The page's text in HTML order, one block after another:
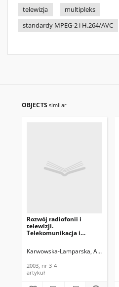
telewizja
multipleks
standardy MPEG-2 i H.264/AVC
OBJECTS similar
Rozwój radiofonii i
telewizji.
Telekomunikacja i
Karwowska-Lamparska, Alina
2003, nr 3-4
artykuł